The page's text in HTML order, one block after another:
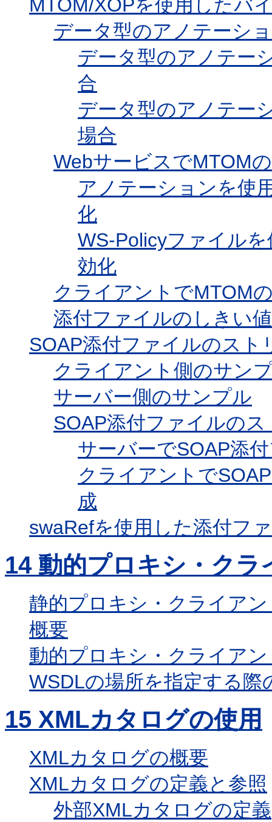
MTOM/XOPを使用したバ
データ型のアノテーシ
データ型のアノテー
合
データ型のアノテー
場合
WebサービスでMTOM
アノテーションを使
化
WS-Policyファイル
効化
クライアントでMTOM
添付ファイルのしきい
SOAP添付ファイルのスト
クライアント側のサン
サーバー側のサンプル
SOAP添付ファイルの
サーバーでSOAP添
クライアントで
成
swaRefを使用した添付フ
14 動的プロキシ・クラ
静的プロキシ・クライア
概要
動的プロキシ・クライア
WSDLの場所を指定する際
15 XMLカタログの使用
XMLカタログの概要
XMLカタログの定義と参照
外部XMLカタログの定義